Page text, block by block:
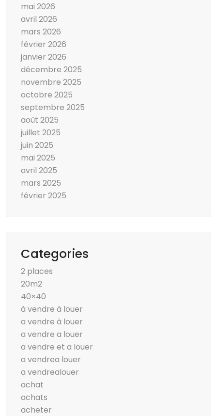
mai 2026
avril 2026
mars 2026
février 2026
janvier 2026
décembre 2025
novembre 2025
octobre 2025
septembre 2025
août 2025
juillet 2025
juin 2025
mai 2025
avril 2025
mars 2025
février 2025
Categories
2 places
20m2
40×40
à vendre à louer
a vendre à louer
a vendre a louer
a vendre et a louer
a vendrea louer
a vendrealouer
achat
achats
acheter